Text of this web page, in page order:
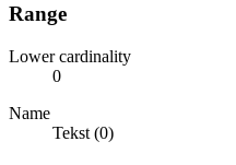
Range
Lower cardinality
0
Name
Tekst (0)